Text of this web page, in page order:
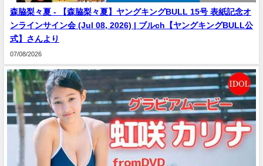
森脇梨々夏 - 【森脇梨々夏】ヤングキングBULL 15号 表紙記念オ
ンラインサイン会 (Jul 08, 2026) | ブルch【ヤングキングBULL公
式】さんより
07/08/2026